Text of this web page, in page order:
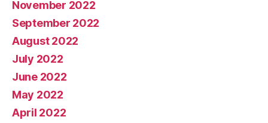
November 2022
September 2022
August 2022
July 2022
June 2022
May 2022
April 2022